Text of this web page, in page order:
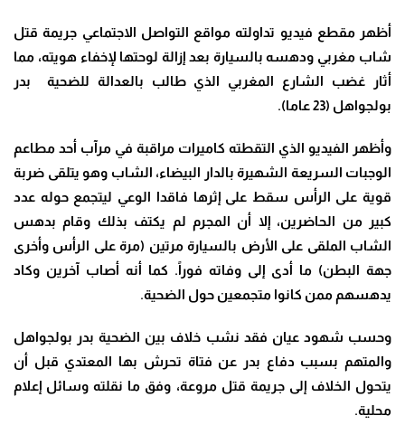
أظهر مقطع فيديو تداولته مواقع التواصل الاجتماعي جريمة قتل
شاب مغربي ودهسه بالسيارة بعد إزالة لوحتها لإخفاء هويته، مما
أثار غضب الشارع المغربي الذي طالب بالعدالة للضحية
بدر
بولجواهل (23 عاما).
وأظهر الفيديو الذي التقطته كاميرات مراقبة في مرآب أحد مطاعم
الوجبات السريعة الشهيرة بالدار البيضاء، الشاب وهو يتلقى ضربة
قوية على الرأس سقط على إثرها فاقدا الوعي ليتجمع حوله عدد
كبير من الحاضرين، إلا أن المجرم لم يكتف بذلك وقام بدهس
الشاب الملقى على الأرض بالسيارة مرتين (مرة على الرأس وأخرى
جهة البطن) ما أدى إلى وفاته فوراً. كما أنه أصاب آخرين وكاد
يدهسهم ممن كانوا متجمعين حول الضحية.
وحسب شهود عيان فقد نشب خلاف بين الضحية بدر بولجواهل
والمتهم بسبب دفاع بدر عن فتاة تحرش بها المعتدي قبل أن
يتحول الخلاف إلى جريمة قتل مروعة، وفق ما نقلته وسائل إعلام
محلية.